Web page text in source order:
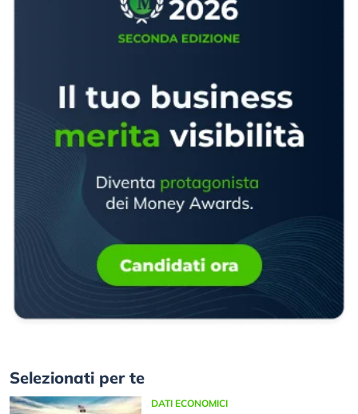
Selezionati per te
DATI ECONOMICI